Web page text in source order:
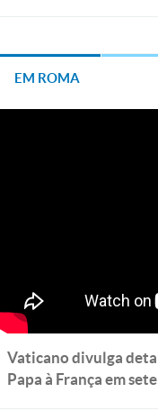
EM ROMA
Vaticano divulga
Papa à França em